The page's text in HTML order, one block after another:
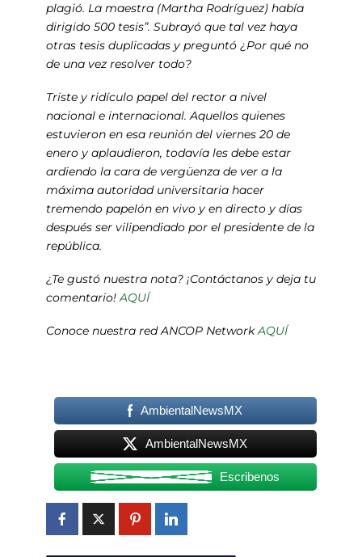
plagió. La maestra (Martha Rodríguez) había
dirigido 500 tesis”. Subrayó que tal vez haya
otras tesis duplicadas y preguntó ¿Por qué no
de una vez resolver todo?
Triste y ridículo papel del rector a nivel
nacional e internacional. Aquellos quienes
estuvieron en esa reunión del viernes 20 de
enero y aplaudieron, todavía les debe estar
ardiendo la cara de vergüenza de ver a la
máxima autoridad universitaria hacer
tremendo papelón en vivo y en directo y días
después ser vilipendiado por el presidente de la
república.
¿Te gustó nuestra nota? ¡Contáctanos y deja tu
comentario!AQUÍ
Conoce nuestra red ANCOP NetworkAQUÍ
AmbientalNewsMX
AmbientalNewsMX
Escribenos